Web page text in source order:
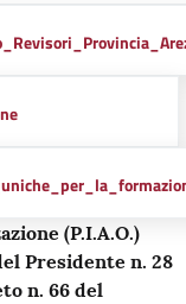
(P.I.A.O.)
Presidente n. 28
n. 66 del